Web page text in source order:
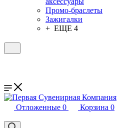
Промо-браслеты
Зажигалки
+ ЕЩЕ 4
Отложенные 0 Корзина 0